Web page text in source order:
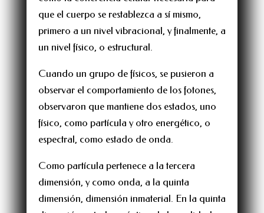
que el cuerpo se restablezca a sí mismo,
primero a un nivel vibracional, y finalmente, a
un nivel físico, o estructural.
Cuando un grupo de físicos, se pusieron a
observar el comportamiento de los fotones,
observaron que mantiene dos estados, uno
físico, como partícula y otro energético, o
espectral, como estado de onda.
Como partícula pertenece a la tercera
dimensión, y como onda, a la quinta
dimensión, dimensión inmaterial. En la quinta